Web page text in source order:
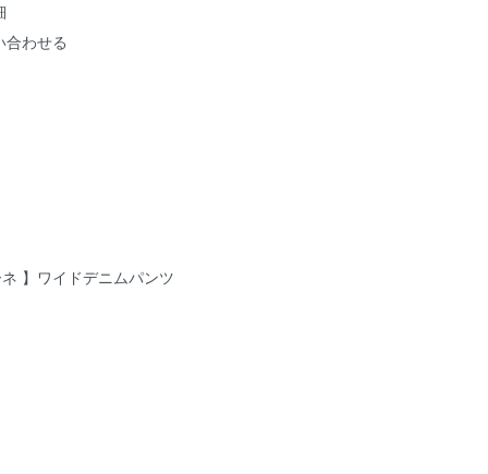
合わせる
】ワイドデニムパンツ